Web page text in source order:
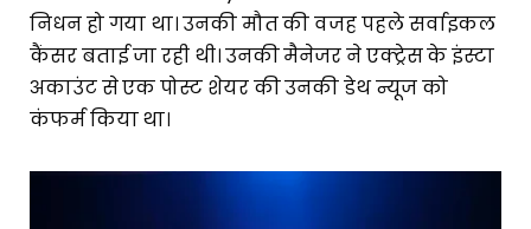
निधन हो गया था। उनकी मौत की वजह पहले सर्वाइकल
कैंसर बताई जा रही थी। उनकी मैनेजर ने एक्ट्रेस के इंस्टा
अकाउंट से एक पोस्ट शेयर की उनकी डेथ न्यूज को
कंफर्म किया था।